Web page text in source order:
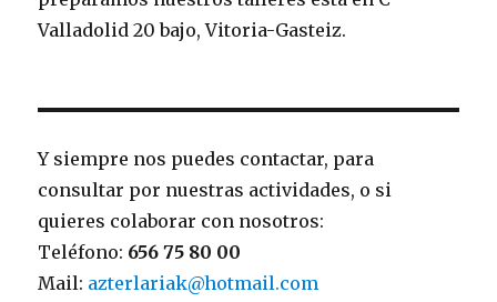
Valladolid 20 bajo, Vitoria-Gasteiz.
Y siempre nos puedes contactar, para
consultar por nuestras actividades, o si
quieres colaborar con nosotros:
Teléfono: 656 75 80 00
Mail: azterlariak@hotmail.com